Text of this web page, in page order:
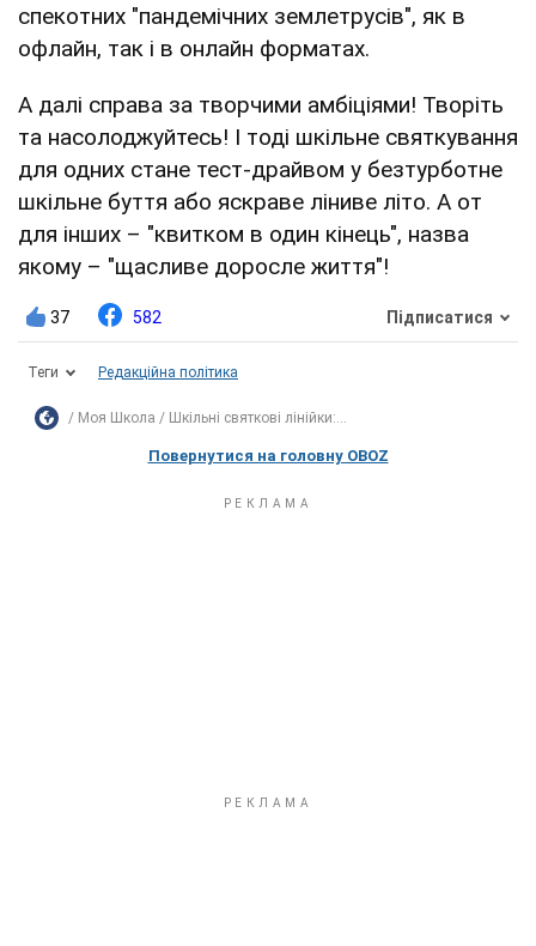
спекотних "пандемічних землетрусів", як в
офлайн, так і в онлайн форматах.
А далі справа за творчими амбіціями! Творіть
та насолоджуйтесь! І тоді шкільне святкування
для одних стане тест-драйвом у безтурботне
шкільне буття або яскраве ліниве літо. А от
для інших – "квитком в один кінець", назва
якому – "щасливе доросле життя"!
37 582 Підписатися
Теги Редакційна політика
Моя Школа Шкільні святкові лінійки:...
Повернутися на головну OBOZ